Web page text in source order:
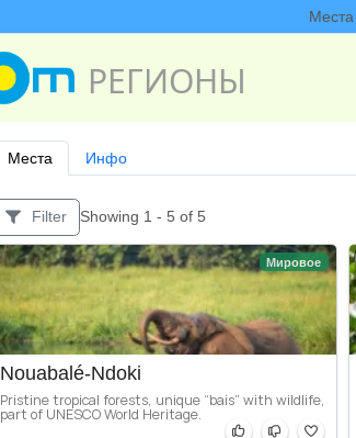
Места
РЕГИОНЫ
Места Инфо
Filter Showing 1 - 5 of 5
Мировое
Nouabalé-Ndoki
Pristine tropical forests, unique “bais” with wildlife,
part of UNESCO World Heritage.